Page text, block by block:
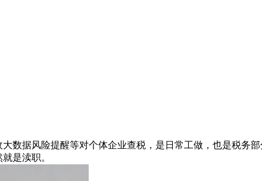
据风险提醒等对个体企业查税，是日常工做，也是税务部
是渎职。